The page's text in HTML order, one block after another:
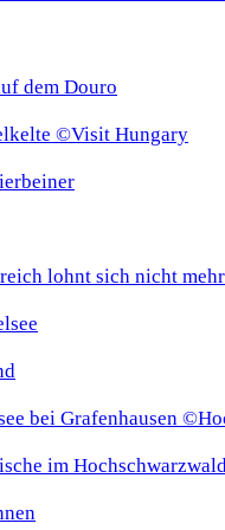
dem Douro
lohnt sich nicht mehr
im